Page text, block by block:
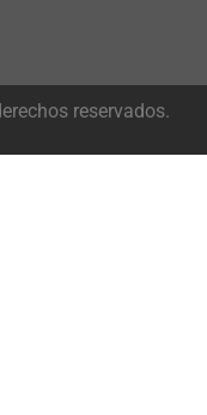
reservados.